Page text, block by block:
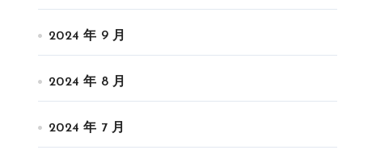
2024 年 9 月
2024 年 8 月
2024 年 7 月